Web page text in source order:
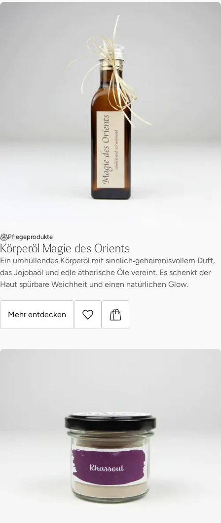
Pflegeprodukte
Körperöl Magie des Orients
Ein umhüllendes Körperöl mit sinnlich‑geheimnisvollem Duft,
das Jojobaöl und edle ätherische Öle vereint. Es schenkt der
Haut spürbare Weichheit und einen natürlichen Glow.
Mehr entdecken